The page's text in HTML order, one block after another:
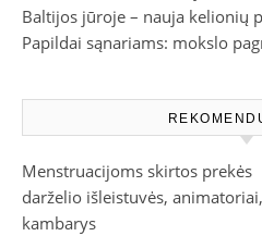
Baltijos jūroje – nauja kelionių
Papildai sąnariams: mokslo
Menstruacijoms skirtos prekės
darželio išleistuvės,
kambarys